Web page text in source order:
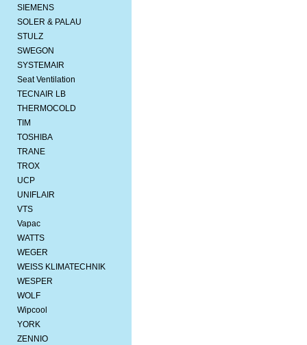
SIEMENS
SOLER & PALAU
STULZ
SWEGON
SYSTEMAIR
Seat Ventilation
TECNAIR LB
THERMOCOLD
TIM
TOSHIBA
TRANE
TROX
UCP
UNIFLAIR
VTS
Vapac
WATTS
WEGER
WEISS KLIMATECHNIK
WESPER
WOLF
Wipcool
YORK
ZENNIO